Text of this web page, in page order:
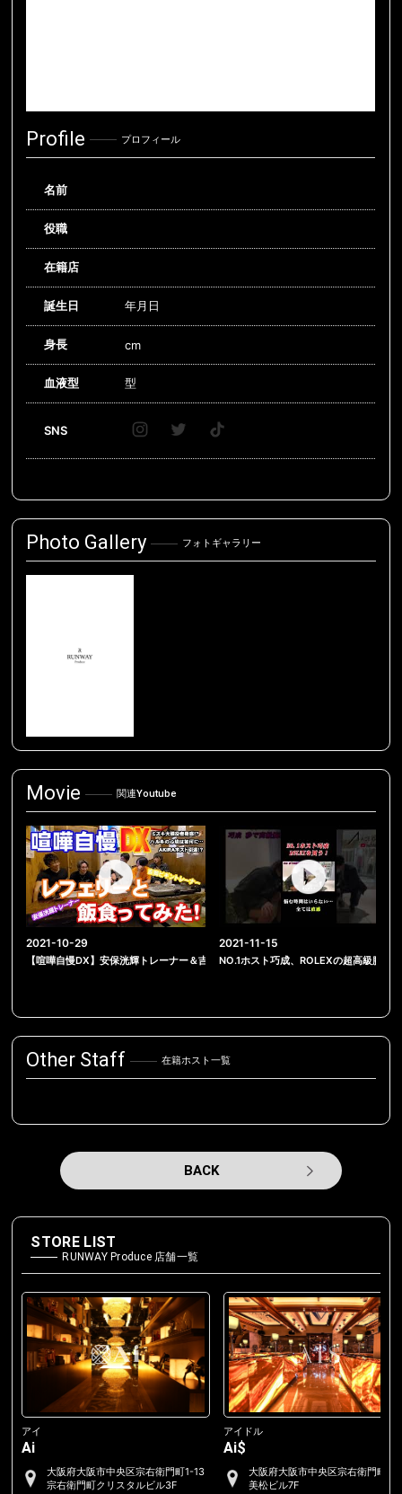
Profile プロフィール
名前
役職
在籍店
誕生日 年月日
身長 cm
血液型 型
SNS
Photo Gallery フォトギャラリー
Movie 関連Youtube
2021-10-29
【喧嘩自慢DX】安保洸輝トレーナー＆吉岡ビギントレーナーと飯食ってみた！【振
2021-11-15
NO.1ホスト巧成、ROLEXの超高級腕時
Other Staff 在籍ホスト一覧
BACK
STORE LIST
RUNWAY Produce 店舗一覧
アイ
Ai
大阪府大阪市中央区宗右衛門町1-13
宗右衛門町クリスタルビル3F
アイドル
Ai$
大阪府大阪市中央区宗右衛門町2-
美松ビル7F